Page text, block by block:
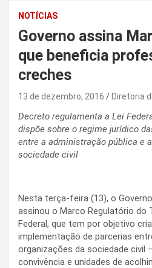
NOTÍCIAS
Governo assina
que beneficia
creches
13 de dezembro, 2016 Diretoria
Decreto regulamenta a Lei
dispõe sobre o regime jurídico
entre a administração pública e
sociedade civil
Nesta terça-feira (13), o
assinou o Marco Regulatório do
Federal, que tem por objetivo
implementação de parcerias
organizações da sociedade civil
convivência e unidades de